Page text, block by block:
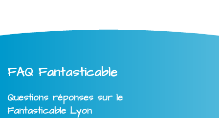
FAQ Fantasticable
Questions réponses sur le
Fantasticable Lyon